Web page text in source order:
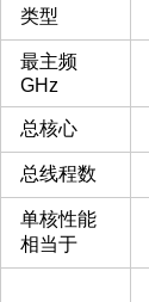
类型
最主频
GHz
总核心
总线程数
单核性能
相当于